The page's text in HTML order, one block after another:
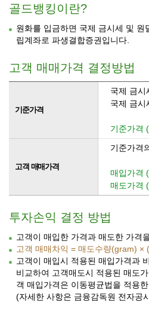
골드뱅킹이란?
원화를 입금하면 국제 금시세 및
립계좌로 파생결합증권입니다.
고객 매매가격 결정방법
기준가격
국제 금시
국제 금시
기준가격
고객 매매가격
기준가격
매입가격
매도가격
투자손익 결정 방법
고객이 매입한 가격과 매도한 가격
고객 매매차익 = 매도수량(gram) ×
고객이 매입시 적용된 매입가격과
비교하여 고객매도시 적용된 매도
객 매입가격은 이동평균법을 적용
(자세한 사항은 금융감독원 전자공